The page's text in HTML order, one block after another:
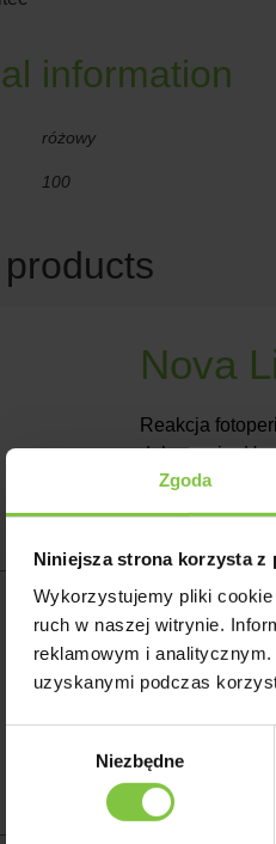
Zgoda
Niniejsza strona korzysta z
Wykorzystujemy pliki
ruch w naszej witrynie.
reklamowym i
uzyskanymi podczas
Niezbędne
information
różowy
100
Nova
Reakcja
Reakcja